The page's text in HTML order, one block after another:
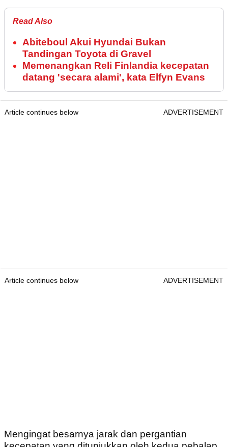
Read Also
Abiteboul Akui Hyundai Bukan
Tandingan Toyota di Gravel
Memenangkan Reli Finlandia kecepatan
datang 'secara alami', kata Elfyn Evans
Article continues below ADVERTISEMENT
Article continues below ADVERTISEMENT
Mengingat besarnya jarak dan pergantian